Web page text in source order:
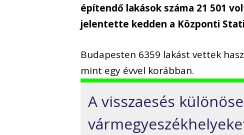
építendő lakások száma 21 501
jelentette kedden a Központi
Budapesten 6359 lakást vettek
mint egy évvel korábban.
A visszaesés